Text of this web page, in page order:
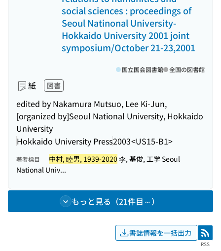
social sciences : proceedings of
Seoul Natinonal University-
Hokkaido University 2001 joint
symposium/October 21-23,2001
紙 図書
edited by Nakamura Mutsuo, Lee Ki-Jun,
[organized by]Seoul National University, Hokkaido
University
Hokkaido University Press2003<US15-B1>
国立国会図書館 全国の図書館
著者標目 中村, 睦男, 1939-2020 李, 基俊, 工学 Seoul
National Univ...
もっと見る（21件目～）
書誌情報を一括出力 RSS
RSS